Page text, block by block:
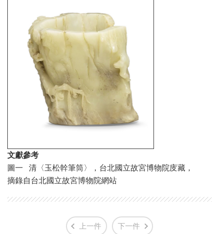
文獻參考
圖一 清〈玉松幹筆筒〉，台北國立故宮博物院庋藏，
摘錄自台北國立故宮博物院網站
上一件 下一件